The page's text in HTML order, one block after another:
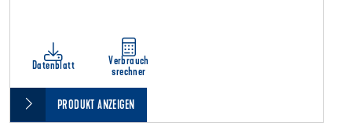
Datenblatt
Verbrauch
srechner
PRODUKT ANZEIGEN